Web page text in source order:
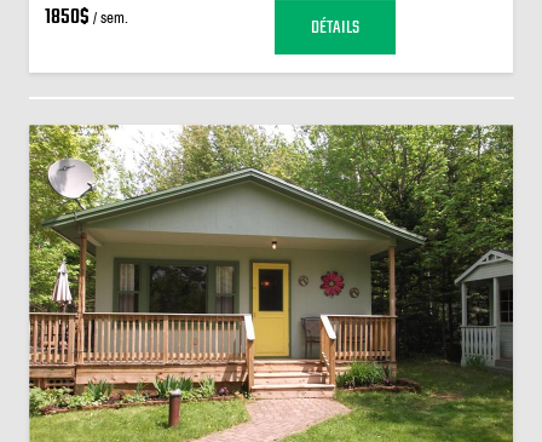
1850$ / sem. DÉTAILS